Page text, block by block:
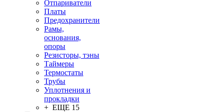
Отпариватели
Платы
Предохранители
Рамы,
основания,
опоры
Резисторы, тэны
Таймеры
Термостаты
Трубы
Уплотнения и
прокладки
+ ЕЩЕ 15